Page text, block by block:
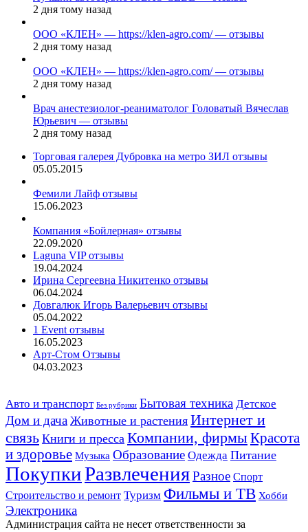
2 дня тому назад
ООО «КЛЕН» — https://klen-agro.com/ — отзывы
2 дня тому назад
ООО «КЛЕН» — https://klen-agro.com/ — отзывы
2 дня тому назад
Врач анестезиолог-реаниматолог Головатый Вячеслав
Юрьевич — отзывы
2 дня тому назад
Торговая галерея Дубровка на метро ЗИЛ отзывы
05.05.2015
Фемили Лайф отзывы
15.06.2023
Компания «Бойлерная» отзывы
22.09.2020
Laguna VIP отзывы
19.04.2024
Ирина Сергеевна Никитенко отзывы
06.04.2024
Довгалюк Игорь Валерьевич отзывы
05.04.2022
1 Event отзывы
16.05.2023
Арт-Стом Отзывы
04.03.2023
Авто и транспорт Без рубрики Бытовая техника Детское
Дом и дача Животные и растения Интернет и
связь Книги и пресса Компании, фирмыКрасота
и здоровье Музыка Образование Одежда Питание
ПокупкиРазвлеченияРазное Спорт
Строительство и ремонт Туризм Фильмы и ТВ Хобби
Электроника
Администрация сайта не несет ответственности за